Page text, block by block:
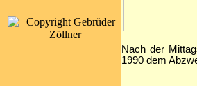
Nach der
1990 dem